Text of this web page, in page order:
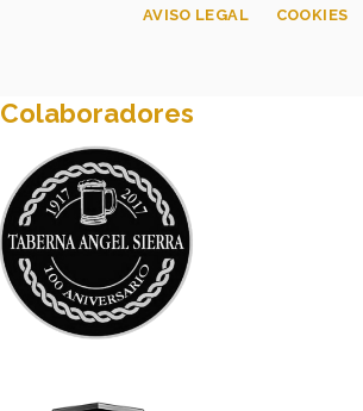
AVISO LEGAL COOKIES
Colaboradores